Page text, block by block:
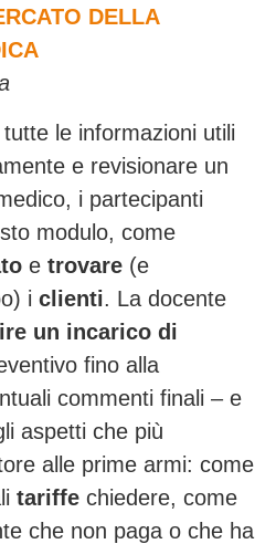
DELLA
le informazioni utili
e revisionare un
i partecipanti
modulo, come
e trovare (e
i clienti. La docente
un incarico di
fino alla
commenti finali – e
aspetti che più
alle prime armi: come
tariffe chiedere, come
che non paga o che ha